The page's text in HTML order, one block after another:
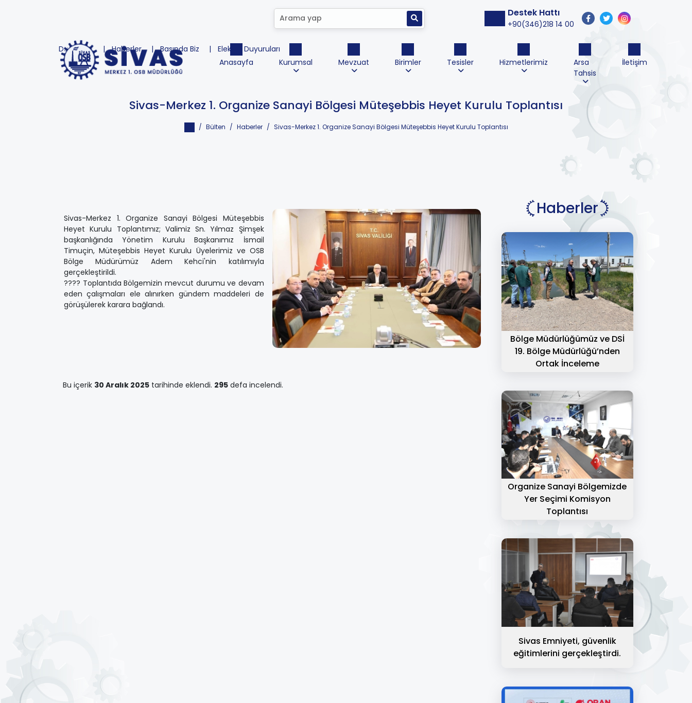
Destek Hattı
+90(346)218 14 00
Duyurular Haberler Basında Biz
Elektrik Duyuruları
Anasayfa
Kurumsal Mevzuat Birimler Tesisler Hizmetlerimiz
Arsa
Tahsis
İletişim
Sivas-Merkez 1. Organize Sanayi Bölgesi Müteşebbis Heyet Kurulu Toplantısı
Bülten Haberler Sivas-Merkez 1. Organize Sanayi Bölgesi Müteşebbis Heyet Kurulu Toplantısı
Sivas-Merkez 1. Organize Sanayi Bölgesi Müteşebbis
Heyet Kurulu Toplantımız; Valimiz Sn. Yılmaz Şimşek
başkanlığında Yönetim Kurulu Başkanımız İsmail
Timuçin, Müteşebbis Heyet Kurulu Üyelerimiz ve OSB
Bölge Müdürümüz Adem Kehci'nin katılımıyla
gerçekleştirildi.
???? Toplantıda Bölgemizin mevcut durumu ve devam
eden çalışmaları ele alınırken gündem maddeleri de
görüşülerek karara bağlandı.
Bu içerik 30 Aralık 2025 tarihinde eklendi. 295 defa incelendi.
Haberler
Bölge Müdürlüğümüz ve DSİ
19. Bölge Müdürlüğü’nden
Ortak İnceleme
Organize Sanayi Bölgemizde
Yer Seçimi Komisyon
Toplantısı
Sivas Emniyeti, güvenlik
eğitimlerini gerçekleştirdi.